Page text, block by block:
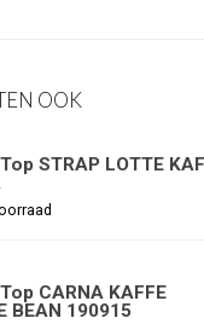
OOK
STRAP LOTTE
CARNA KAFFE
BEAN 190915